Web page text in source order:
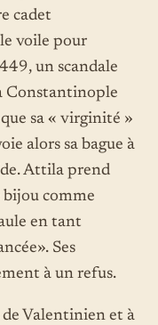
cadet
voile pour
un scandale
Constantinople
sa « virginité »
alors sa bague à
Attila prend
bijou comme
en tant
Ses
à un refus.
Valentinien et à